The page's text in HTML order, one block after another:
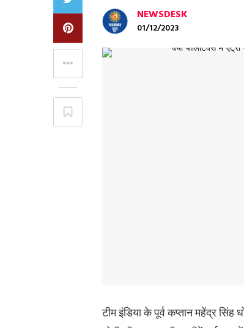
NEWSDESK
01/12/2023
टीम इंडिया के पूर्व कप्तान महेंद्र